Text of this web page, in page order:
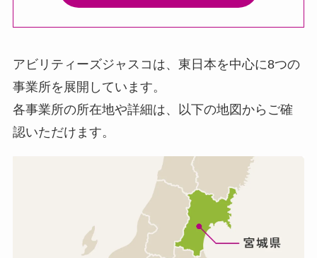
アビリティーズジャスコは、東日本を中心に8つの
事業所を展開しています。
各事業所の所在地や詳細は、以下の地図からご確
認いただけます。